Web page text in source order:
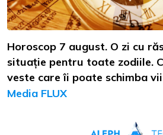
Horoscop 7 august. O zi cu
situație pentru toate zodiile.
veste care îi poate schimba
Media FLUX